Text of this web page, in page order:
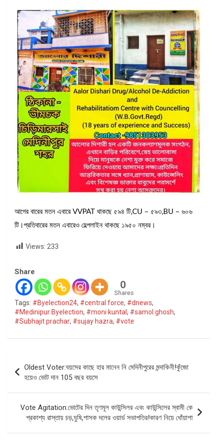
আগের বারের মতন এবারে VVPAT থাকছে ৫৯৪ টি,CU – ৫৯৩,BU – ৬০৬
টি।প্রতিবারের মতন এবারেও হেল্পলাইন থাকছে ১৯৫০ নম্বর।
Views: 233
Share
0
Shares
Tags: #Byelection24, #central force, #dnews,
#Medinipur Byelection, #moni kuntal, #samol ghosh,
#Subhajit prachar, #sujay hazra, #vote
Post
navigation
Oldest Voter:বয়সের কাছে হার মানেন নি মেদিনীপুরের মন্দাকিনী!কুঁজো
হয়েও ভোট দান 105 বছর বয়সে
Vote Agitation:ভোটের দিন তৃণমূল কাউন্সিলর এবং কাউন্সিলের স্বামী কে
প্রকাশ্য রাস্তায় চড়,ঘুষি,শাসক দলের ওয়ার্ড সভাপতির!কারণ নিয়ে ধোঁয়াশা